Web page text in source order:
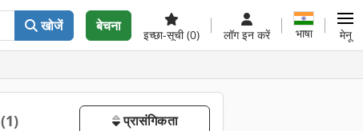
खोजें बेचना
इच्छा-सूची(0) लॉग इन करें भाषा मेनू
(1) प्रासंगिकता